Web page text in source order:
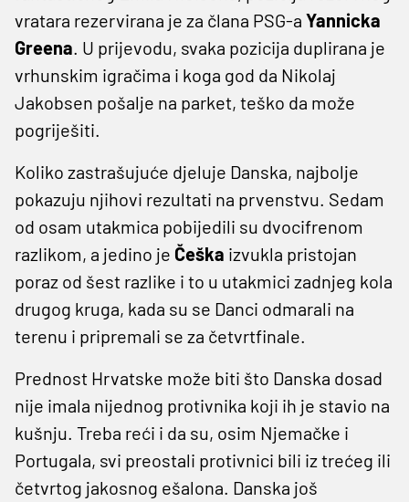
vratara rezervirana je za člana PSG-a Yannicka
Greena . U prijevodu, svaka pozicija duplirana je
vrhunskim igračima i koga god da Nikolaj
Jakobsen pošalje na parket, teško da može
pogriješiti.
Koliko zastrašujuće djeluje Danska, najbolje
pokazuju njihovi rezultati na prvenstvu. Sedam
od osam utakmica pobijedili su dvocifrenom
razlikom, a jedino je Češka izvukla pristojan
poraz od šest razlike i to u utakmici zadnjeg kola
drugog kruga, kada su se Danci odmarali na
terenu i pripremali se za četvrtfinale.
Prednost Hrvatske može biti što Danska dosad
nije imala nijednog protivnika koji ih je stavio na
kušnju. Treba reći i da su, osim Njemačke i
Portugala, svi preostali protivnici bili iz trećeg ili
četvrtog jakosnog ešalona. Danska još